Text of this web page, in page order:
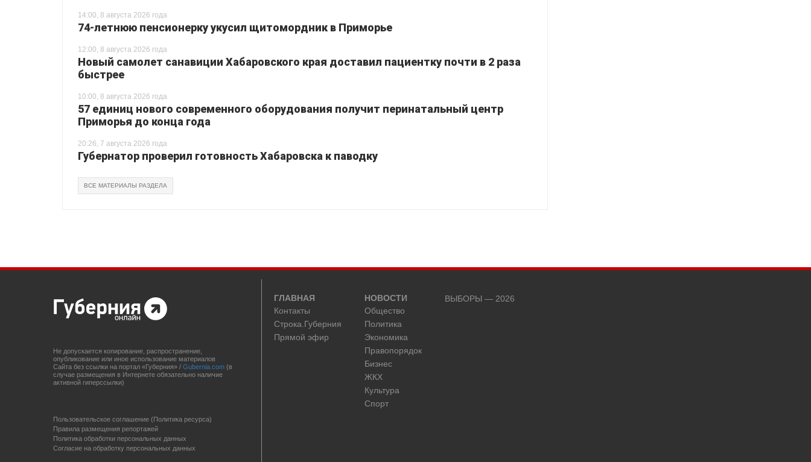
14:00, 8 августа 2026 года
74-летнюю пенсионерку укусил щитомордник в Приморье
12:00, 8 августа 2026 года
Новый самолет санавиции Хабаровского края доставил пациентку почти в 2 раза
быстрее
10:00, 8 августа 2026 года
57 единиц нового современного оборудования получит перинатальный центр
Приморья до конца года
20:26, 7 августа 2026 года
Губернатор проверил готовность Хабаровска к паводку
ВСЕ МАТЕРИАЛЫ РАЗДЕЛА
Не допускается копирование, распространение,
опубликование или иное использование материалов
Сайта без ссылки на портал «Губерния» / Gubernia.com (в
случае размещения в Интернете обязательно наличие
активной гиперссылки)
Пользовательское соглашение (Политика ресурса)
Правила размещения репортажей
Политика обработки персональных данных
Согласие на обработку персональных данных
ГЛАВНАЯ
Контакты
Строка.Губерния
Прямой эфир
НОВОСТИ
Общество
Политика
Экономика
Правопорядок
Бизнес
ЖКХ
Культура
Спорт
ВЫБОРЫ — 2026